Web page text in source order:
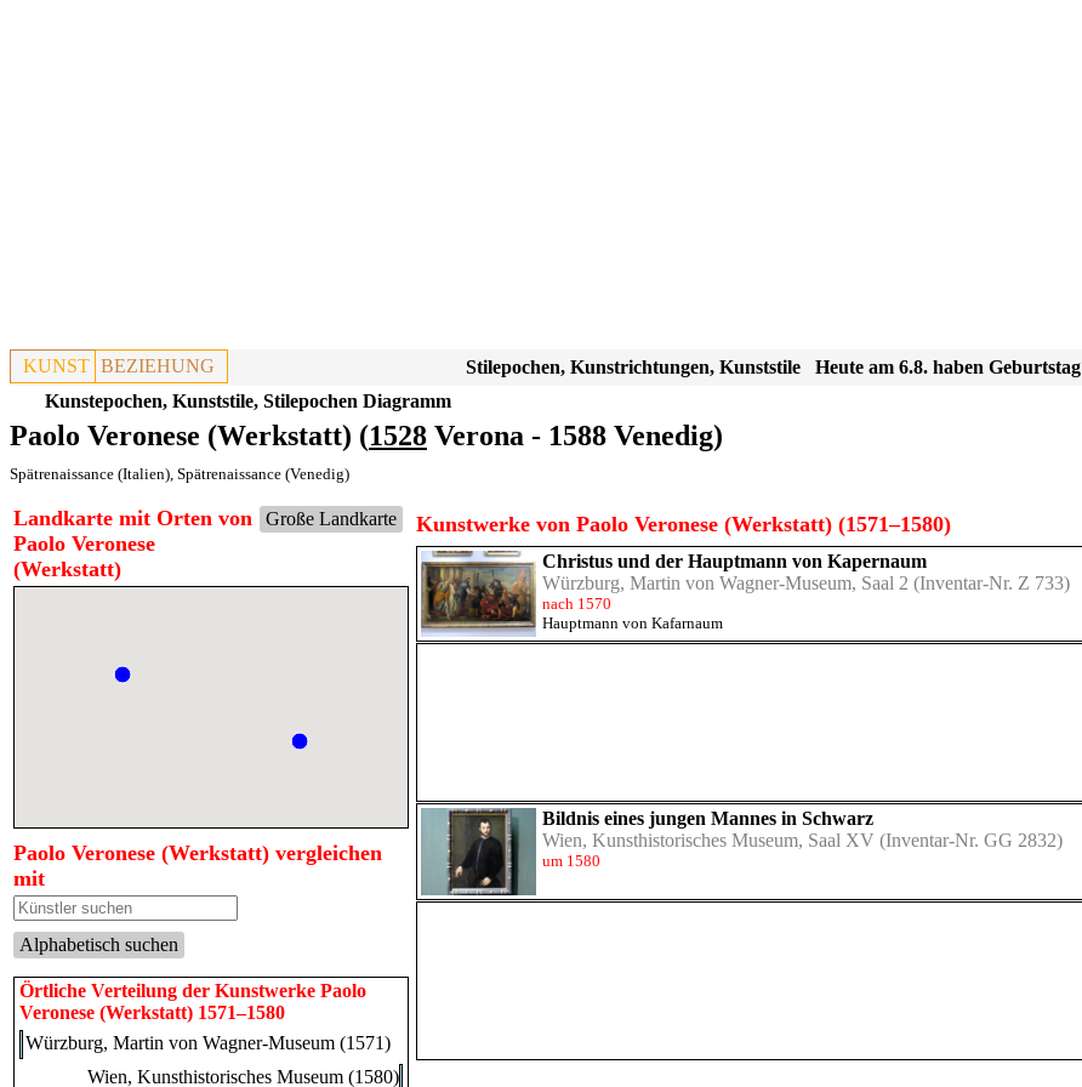
KUNST BEZIEHUNG Heute am 6.8. haben Geburtstag
Stilepochen, Kunstrichtungen, Kunststile
Kunstepochen, Kunststile, Stilepochen Diagramm
Paolo Veronese (Werkstatt) (1528 Verona - 1588 Venedig)
Spätrenaissance (Italien), Spätrenaissance (Venedig)
Große Landkarte
Landkarte mit Orten von
Paolo Veronese
(Werkstatt)
Paolo Veronese (Werkstatt) vergleichen
mit
Alphabetisch suchen
Örtliche Verteilung der Kunstwerke Paolo
Veronese (Werkstatt) 1571–1580
Würzburg, Martin von Wagner-Museum (1571)
Wien, Kunsthistorisches Museum (1580)
Kunstwerke von Paolo Veronese (Werkstatt) (1571–1580)
Christus und der Hauptmann von Kapernaum
Würzburg, Martin von Wagner-Museum, Saal 2 (Inventar-Nr. Z 733)
nach 1570
Hauptmann von Kafarnaum
Bildnis eines jungen Mannes in Schwarz
Wien, Kunsthistorisches Museum, Saal XV (Inventar-Nr. GG 2832)
um 1580